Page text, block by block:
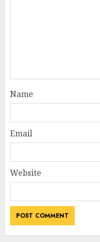
Name
Email
Website